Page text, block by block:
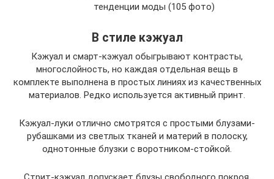
тенденции моды (105 фото)
В стиле кэжуал
Кэжуал и смарт-кэжуал обыгрывают контрасты,
многослойность, но каждая отдельная вещь в
комплекте выполнена в простых линиях из качественных
материалов. Редко используется активный принт.
Кэжуал-луки отлично смотрятся с простыми блузами-
рубашками из светлых тканей и материй в полоску,
однотонные блузки с воротником-стойкой.